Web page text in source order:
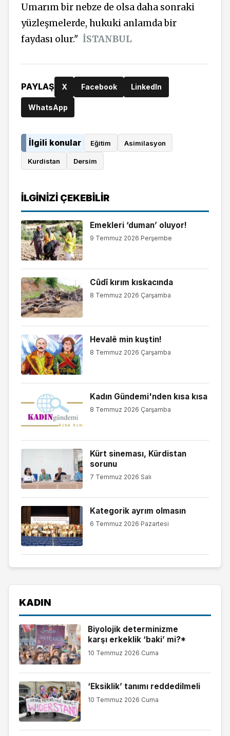
Umarım bir nebze de olsa daha sonraki
yüzleşmelerde, hukuki anlamda bir
faydası olur." İSTANBUL
PAYLAŞ X Facebook LinkedIn
WhatsApp
İlgili konular Eğitim Asimilasyon
Kurdistan Dersim
İLGINIZI ÇEKEBILIR
Emekleri ‘duman’ oluyor!
9 Temmuz 2026 Perşembe
Cûdî kırım kıskacında
8 Temmuz 2026 Çarşamba
Hevalê min kuştin!
8 Temmuz 2026 Çarşamba
Kadın Gündemi'nden kısa kısa
8 Temmuz 2026 Çarşamba
Kürt sineması, Kürdistan
sorunu
7 Temmuz 2026 Salı
Kategorik ayrım olmasın
6 Temmuz 2026 Pazartesi
KADIN
Biyolojik determinizme
karşı erkeklik ‘baki’ mi?*
10 Temmuz 2026 Cuma
‘Eksiklik’ tanımı reddedilmeli
10 Temmuz 2026 Cuma